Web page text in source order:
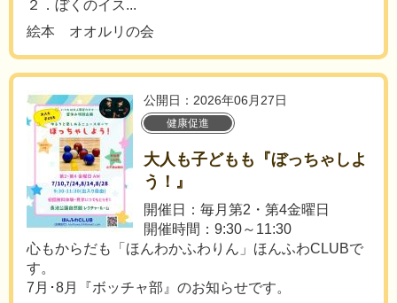
２．ぼくのイス...
絵本 オオルリの会
公開日：2026年06月27日
健康促進
大人も子どもも『ぼっちゃしよ
う！』
開催日：毎月第2・第4金曜日
開催時間：9:30～11:30
心もからだも「ほんわかふわりん」ほんふわCLUBで
す。
7月･8月『ボッチャ部』のお知らせです。